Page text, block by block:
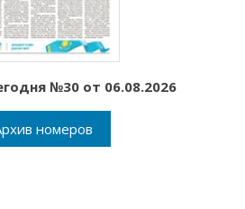
№30 от 06.08.2026
номеров